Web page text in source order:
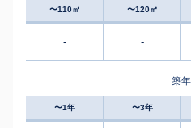
〜110㎡ 〜120㎡
- -
築年
〜1年 〜3年